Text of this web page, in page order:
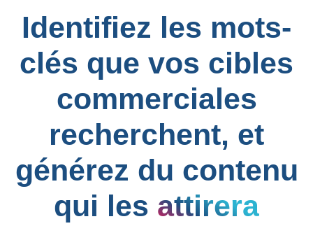
Identifiez les mots-
clés que vos cibles
commerciales
recherchent, et
générez du contenu
qui les attirera